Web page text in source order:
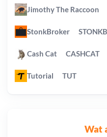
Wat
Jimothy The Raccoon
StonkBroker
Cash Cat CASHCAT
Tutorial TUT